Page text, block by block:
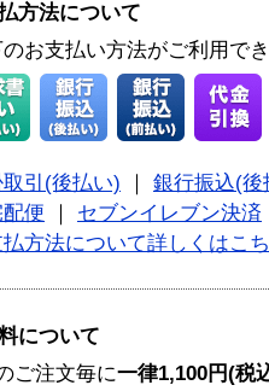
方法について
のお支払い方法がご利用で
引(後払い)
銀行振込(後
便
セブンイレブン決済
方法について詳しくはこ
について
ご注文毎に一律1,100円(税